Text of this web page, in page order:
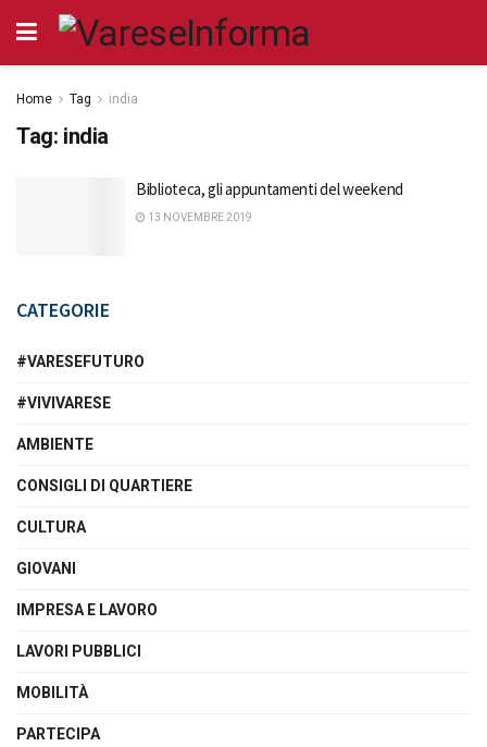
Home Tag india
Tag: india
Biblioteca, gli appuntamenti del weekend
13 NOVEMBRE 2019
CATEGORIE
#VARESEFUTURO
#VIVIVARESE
AMBIENTE
CONSIGLI DI QUARTIERE
CULTURA
GIOVANI
IMPRESA E LAVORO
LAVORI PUBBLICI
MOBILITÀ
PARTECIPA